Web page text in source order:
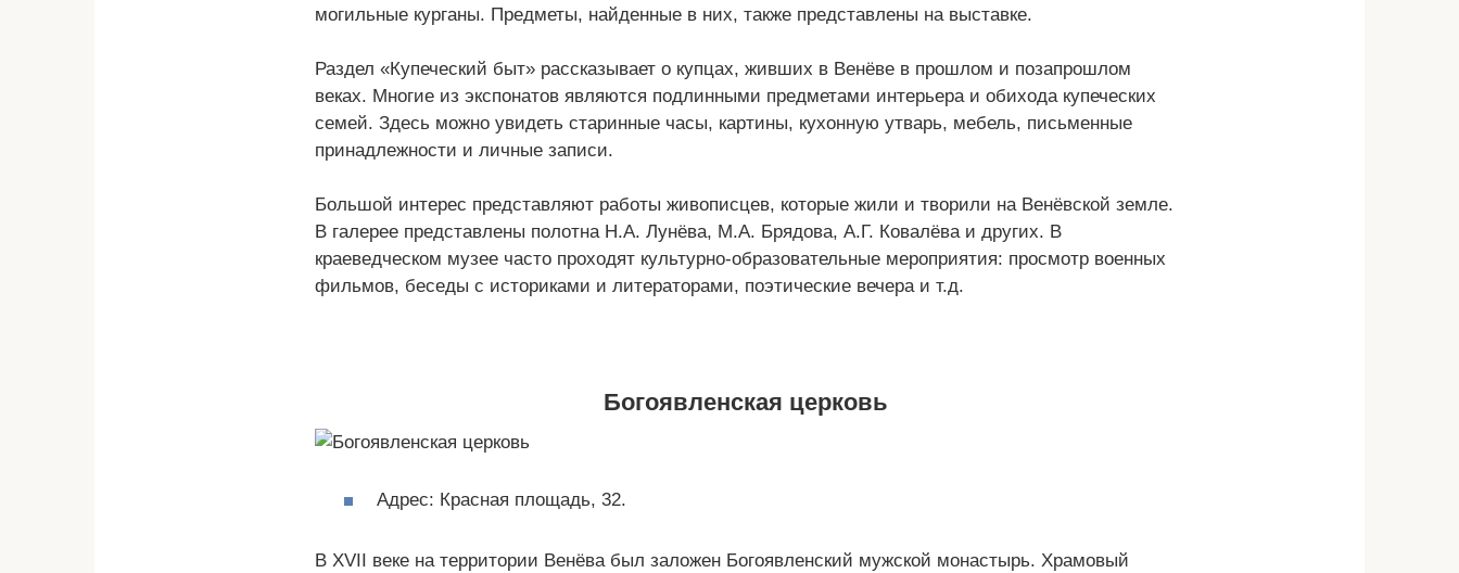
могильные курганы. Предметы, найденные в них, также представлены на выставке.
Раздел «Купеческий быт» рассказывает о купцах, живших в Венёве в прошлом и позапрошлом
веках. Многие из экспонатов являются подлинными предметами интерьера и обихода купеческих
семей. Здесь можно увидеть старинные часы, картины, кухонную утварь, мебель, письменные
принадлежности и личные записи.
Большой интерес представляют работы живописцев, которые жили и творили на Венёвской земле.
В галерее представлены полотна Н.А. Лунёва, М.А. Брядова, А.Г. Ковалёва и других. В
краеведческом музее часто проходят культурно-образовательные мероприятия: просмотр военных
фильмов, беседы с историками и литераторами, поэтические вечера и т.д.
Богоявленская церковь
Адрес: Красная площадь, 32.
В XVII веке на территории Венёва был заложен Богоявленский мужской монастырь. Храмовый